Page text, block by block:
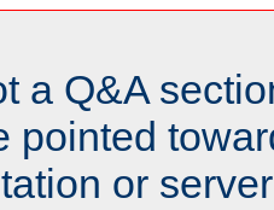
a Q&A
pointed
or